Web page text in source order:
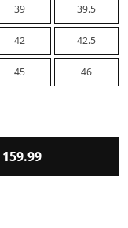
39 39.5
42 42.5
45 46
159.99